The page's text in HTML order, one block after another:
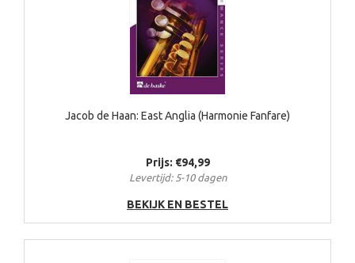
Jacob de Haan: East Anglia (Harmonie Fanfare)
Prijs: €94,99
Levertijd: 5-10 dagen
BEKIJK EN BESTEL